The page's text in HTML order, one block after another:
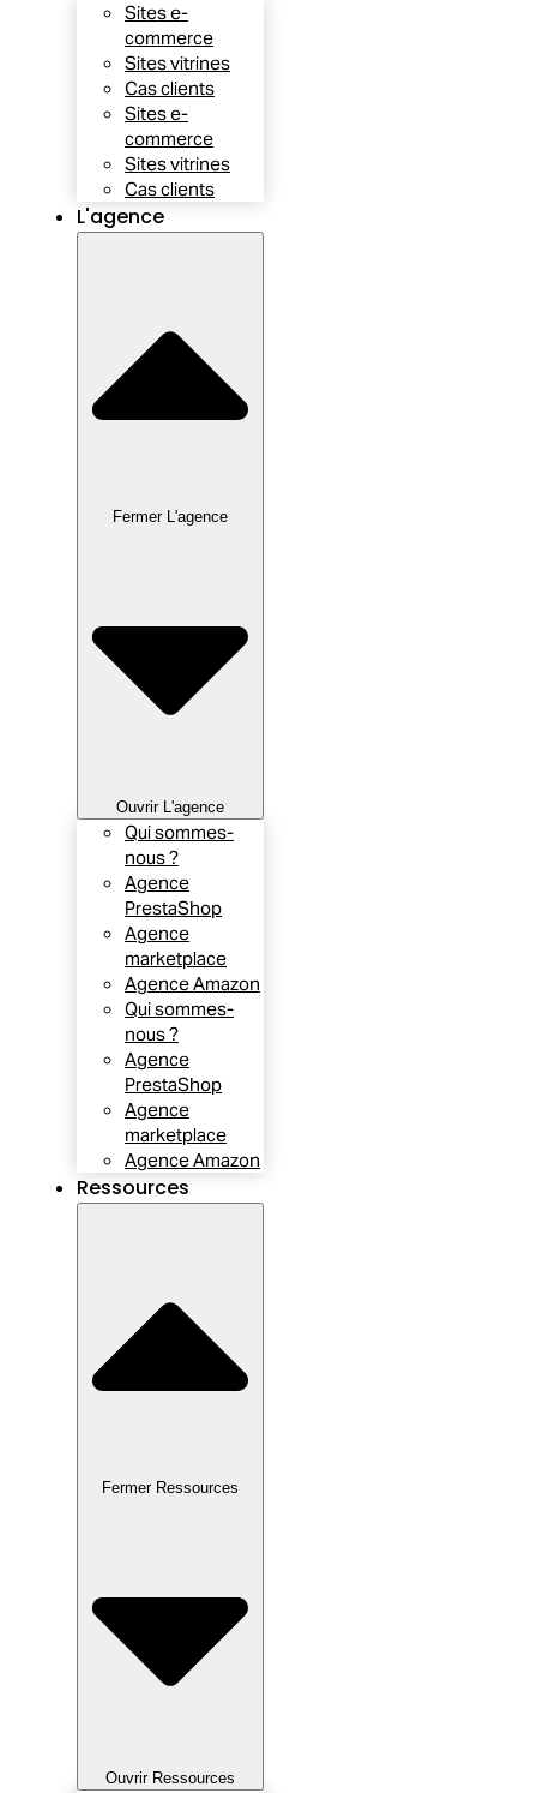
Sites e-
commerce
Sites vitrines
Cas clients
Sites e-
commerce
Sites vitrines
Cas clients
L'agence
Fermer L'agence
Ouvrir L'agence
Qui sommes-
nous ?
Agence
PrestaShop
Agence
marketplace
Agence Amazon
Qui sommes-
nous ?
Agence
PrestaShop
Agence
marketplace
Agence Amazon
Ressources
Fermer Ressources
Ouvrir Ressources